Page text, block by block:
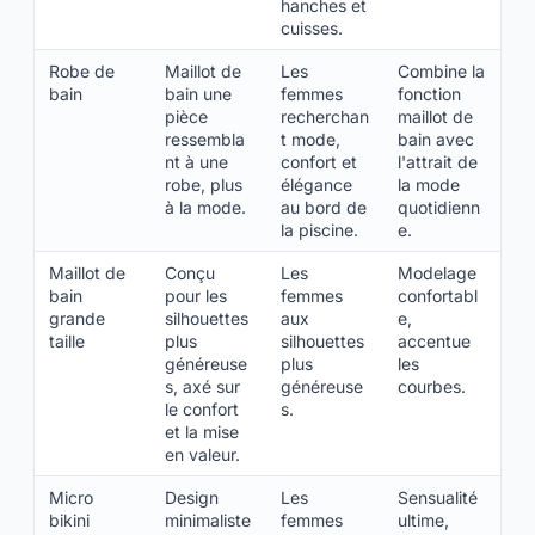
hanches et
cuisses.
Robe de
bain
Maillot de
bain une
pièce
ressembla
nt à une
robe, plus
à la mode.
Les
femmes
recherchan
t mode,
confort et
élégance
au bord de
la piscine.
Combine la
fonction
maillot de
bain avec
l'attrait de
la mode
quotidienn
e.
Maillot de
bain
grande
taille
Conçu
pour les
silhouettes
plus
généreuse
s, axé sur
le confort
et la mise
en valeur.
Les
femmes
aux
silhouettes
plus
généreuse
s.
Modelage
confortabl
e,
accentue
les
courbes.
Micro
bikini
Design
minimaliste
Les
femmes
Sensualité
ultime,